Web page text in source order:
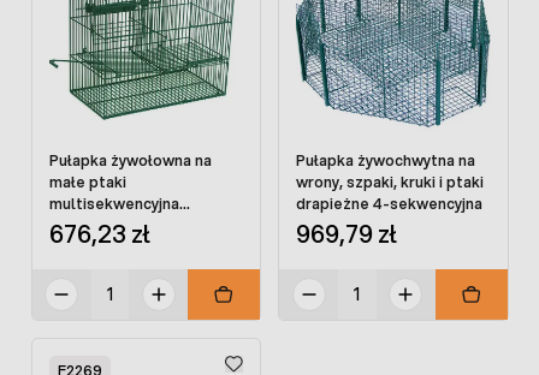
Pułapka żywołowna na
małe ptaki
multisekwencyjna
automatyczna
676,23 zł
Pułapka żywochwytna na
wrony, szpaki, kruki i ptaki
drapieżne 4-sekwencyjna
969,79 zł